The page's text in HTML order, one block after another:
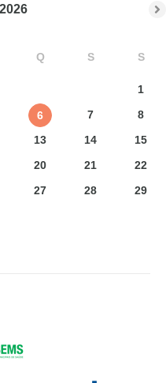
2026
Q S S
1
6 7
8
13 14
15
20 21
22
27 28
29